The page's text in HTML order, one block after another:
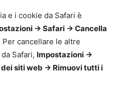
e i cookie da Safari è
-> Safari -> Cancella
Per cancellare le altre
Safari, Impostazioni ->
siti web -> Rimuovi tutti i